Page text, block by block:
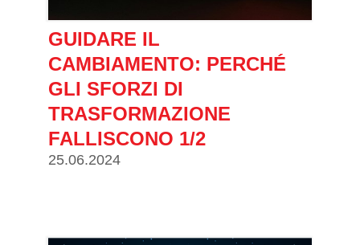
GUIDARE IL
CAMBIAMENTO: PERCHÉ
GLI SFORZI DI
TRASFORMAZIONE
FALLISCONO 1/2
25.06.2024